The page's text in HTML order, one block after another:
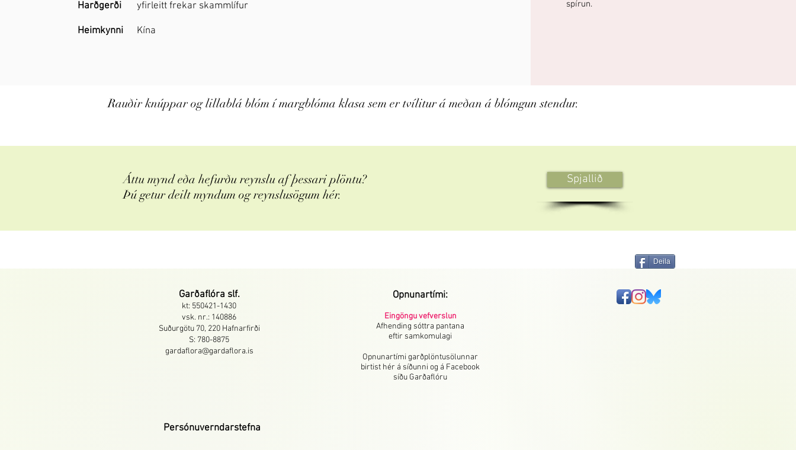
Harðgerði
yfirleitt frekar skammlífur
Heimkynni Kína
spírun.
Rauðir knúppar og lillablá blóm í margblóma klasa sem er tvílitur á meðan á blómgun stendur.
Áttu mynd eða hefurðu reynslu af þessari plöntu?
Þú getur deilt myndum og reynslusögum hér.
Spjallið
Deila
Garðaflóra slf.
kt: 550421-1430
vsk. nr.: 140886
Suðurgötu 70, 220 Hafnarfirði
S: 780-8875
gardaflora@gardaflora.is
Opnunartími:
Eingöngu vefverslun
Afhending sóttra pantana
eftir samkomulagi
Opnunartími garðplöntusölunnar
birtist hér á síðunni og á Facebook
síðu Garðaflóru
Persónuverndarstefna